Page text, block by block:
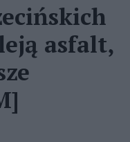
asfalt,